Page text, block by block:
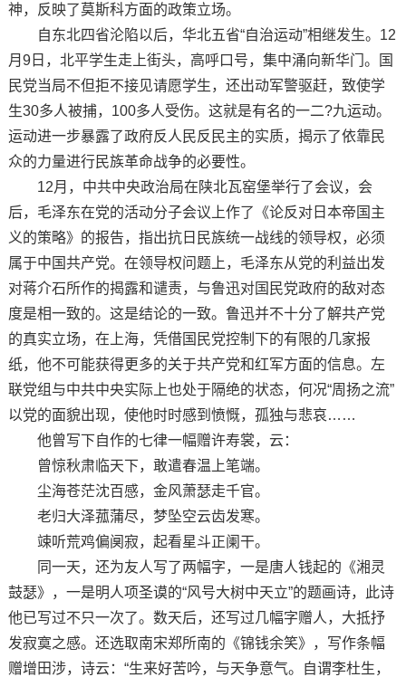
神，反映了莫斯科方面的政策立场。
自东北四省沦陷以后，华北五省“自治运动”相继发生。12
月9日，北平学生走上街头，高呼口号，集中涌向新华门。国
民党当局不但拒不接见请愿学生，还出动军警驱赶，致使学
生30多人被捕，100多人受伤。这就是有名的一二?九运动。
运动进一步暴露了政府反人民反民主的实质，揭示了依靠民
众的力量进行民族革命战争的必要性。
12月，中共中央政治局在陕北瓦窑堡举行了会议，会
后，毛泽东在党的活动分子会议上作了《论反对日本帝国主
义的策略》的报告，指出抗日民族统一战线的领导权，必须
属于中国共产党。在领导权问题上，毛泽东从党的利益出发
对蒋介石所作的揭露和谴责，与鲁迅对国民党政府的敌对态
度是相一致的。这是结论的一致。鲁迅并不十分了解共产党
的真实立场，在上海，凭借国民党控制下的有限的几家报
纸，他不可能获得更多的关于共产党和红军方面的信息。左
联党组与中共中央实际上也处于隔绝的状态，何况“周扬之流”
以党的面貌出现，使他时时感到愤慨，孤独与悲哀……
他曾写下自作的七律一幅赠许寿裳，云：
曾惊秋肃临天下，敢遣春温上笔端。
尘海苍茫沈百感，金风萧瑟走千官。
老归大泽菰蒲尽，梦坠空云齿发寒。
竦听荒鸡偏阒寂，起看星斗正阑干。
同一天，还为友人写了两幅字，一是唐人钱起的《湘灵
鼓瑟》，一是明人项圣谟的“风号大树中天立”的题画诗，此诗
他已写过不只一次了。数天后，还写过几幅字赠人，大抵抒
发寂寞之感。还选取南宋郑所南的《锦钱余笑》，写作条幅
赠增田涉，诗云：“生来好苦吟，与天争意气。自谓李杜生，